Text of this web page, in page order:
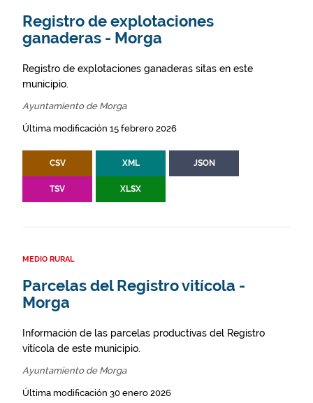
Registro de explotaciones
ganaderas - Morga
Registro de explotaciones ganaderas sitas en este
municipio.
Ayuntamiento de Morga
Última modificación 15 febrero 2026
CSV XML JSON
TSV XLSX
MEDIO RURAL
Parcelas del Registro vitícola -
Morga
Información de las parcelas productivas del Registro
vitícola de este municipio.
Ayuntamiento de Morga
Última modificación 30 enero 2026